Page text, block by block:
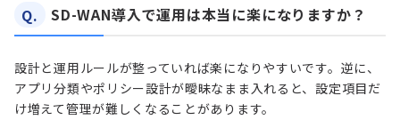
Q. SD-WAN導入で運用は本当に楽になりますか？
設計と運用ルールが整っていれば楽になりやすいです。逆に、
アプリ分類やポリシー設計が曖昧なまま入れると、設定項目だ
け増えて管理が難しくなることがあります。